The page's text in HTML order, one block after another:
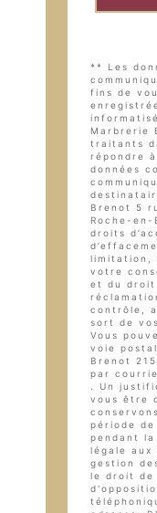
** Les
fins de
Marbrerie
traitants
répondre
données
Brenot 5
Roche-en-
droits
limitation,
votre
et du droit
contrôle,
sort de
Vous
voie
Brenot
par
. Un
vous être
période
pendant
légale
gestion
le droit de